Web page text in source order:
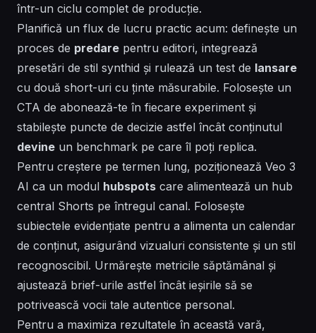
într-un ciclu complet de producție.
Planifică un flux de lucru practic acum: definește un
proces de predare pentru editori, integrează
presetări de stil synthid și rulează un test de lansare
cu două short-uri cu ținte măsurabile. Folosește un
CTA de abonează-te în fiecare experiment și
stabilește puncte de decizie astfel încât conținutul
devine un benchmark pe care îl poți replica.
Pentru creștere pe termen lung, poziționează Veo 3
AI ca un modul hubspots care alimentează un hub
central Shorts pe întregul canal. Folosește
subiectele evidențiate pentru a alimenta un calendar
de conținut, asigurând vizualuri consistente și un stil
recognoscibil. Urmărește metricile săptămânal și
ajustează brief-urile astfel încât ieșirile să se
potrivească vocii tale autentice personal.
Pentru a maximiza rezultatele în această vară,